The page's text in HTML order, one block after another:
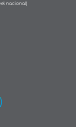
nacional)